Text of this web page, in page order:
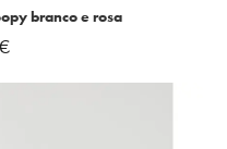
branco e rosa
€